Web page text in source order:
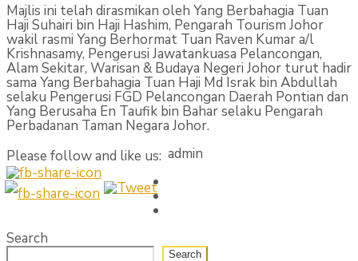
Majlis ini telah dirasmikan oleh Yang Berbahagia Tuan
Haji Suhairi bin Haji Hashim, Pengarah Tourism Johor
wakil rasmi Yang Berhormat Tuan Raven Kumar a/l
Krishnasamy, Pengerusi Jawatankuasa Pelancongan,
Alam Sekitar, Warisan & Budaya Negeri Johor turut hadir
sama Yang Berbahagia Tuan Haji Md Israk bin Abdullah
selaku Pengerusi FGD Pelancongan Daerah Pontian dan
Yang Berusaha En Taufik bin Bahar selaku Pengarah
Perbadanan Taman Negara Johor.
Please follow and like us: admin
Search
Search